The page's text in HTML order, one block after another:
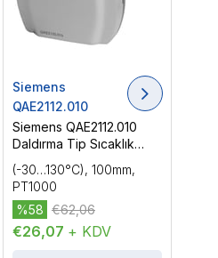
Siemens
QAE2112.010
Siemens QAE2112.010
Daldırma Tip Sıcaklık
Sensörü
(-30…130°C), 100mm,
PT1000
€26,07 + KDV
%58 €62,06